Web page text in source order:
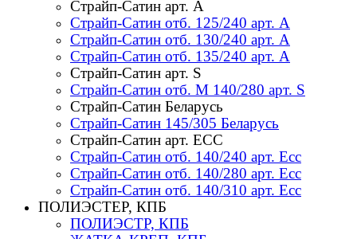
Страйп-Сатин арт. А
Страйп-Сатин отб. 125/240 арт. А
Страйп-Сатин отб. 130/240 арт. А
Страйп-Сатин отб. 135/240 арт. А
Страйп-Сатин арт. S
Страйп-Сатин отб. M 140/280 арт. S
Страйп-Сатин Беларусь
Страйп-Сатин 145/305 Беларусь
Страйп-Сатин арт. ЕСС
Страйп-Сатин отб. 140/240 арт. Есс
Страйп-Сатин отб. 140/280 арт. Есс
Страйп-Сатин отб. 140/310 арт. Есс
ПОЛИЭСТЕР, КПБ
ПОЛИЭСТР, КПБ